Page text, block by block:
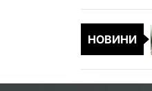
НОВИНИ